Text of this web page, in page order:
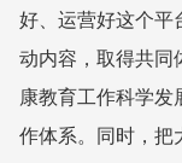
好、运营好这个平
动内容，取得共同
康教育工作科学发
作体系。同时，把